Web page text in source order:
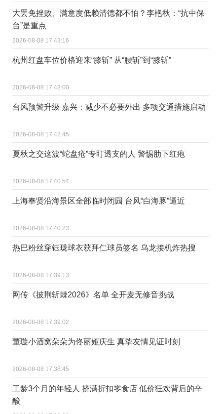
大罢免挫败、满意度低赖清德都不怕？李艳秋：“抗中保
台”是重点
2026-08-08 17:43:16
杭州红盘车位价格迎来“膝斩” 从“腰斩”到“膝斩”
2026-08-08 17:43:00
台风预警升级 嘉兴：减少不必要外出 多项交通措施启动
2026-08-08 17:42:45
夏秋之交这波“蛇盘疮”专盯透支的人 警惕肋下红疱
2026-08-08 17:40:54
上海奉贤沿海景区全部临时闭园 台风“白海豚”逼近
2026-08-08 17:40:23
热巴粉丝穿钰珑球衣获拜仁球员签名 乌龙接机炸热搜
2026-08-08 17:39:13
网传《披荆斩棘2026》名单 全开麦无修音挑战
2026-08-08 17:39:02
董璇小酒窝朵朵为佟丽娅庆生 真挚友情见证时刻
2026-08-08 17:38:45
工龄3个月的年轻人 挤满折扣零食店 低价狂欢背后的辛
酸